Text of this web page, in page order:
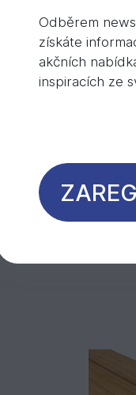
živější
kg/m3
při
Odběrem
získáte
akčních
inspiracích ze